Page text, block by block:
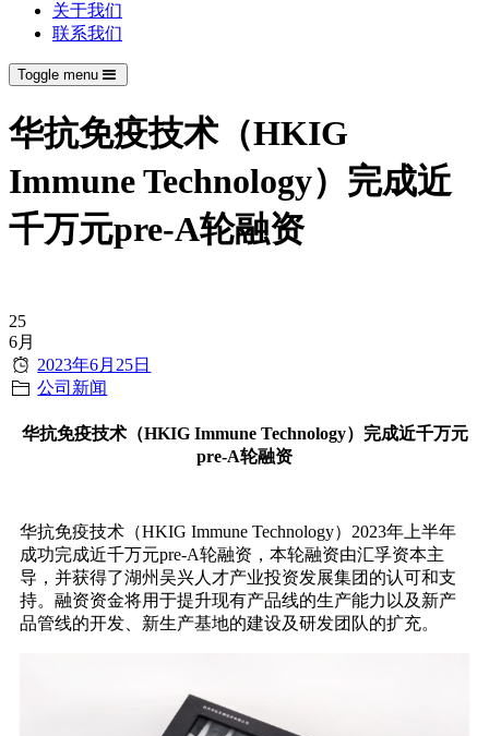
关于我们
联系我们
Toggle menu
华抗免疫技术（HKIG
Immune Technology）完成近
千万元pre-A轮融资
25
6月
2023年6月25日
公司新闻
华抗免疫技术（HKIG Immune Technology）完成近千万元
pre-A轮融资
华抗免疫技术（HKIG Immune Technology）2023年上半年
成功完成近千万元pre-A轮融资，本轮融资由汇孚资本主
导，并获得了湖州吴兴人才产业投资发展集团的认可和支
持。融资资金将用于提升现有产品线的生产能力以及新产
品管线的开发、新生产基地的建设及研发团队的扩充。